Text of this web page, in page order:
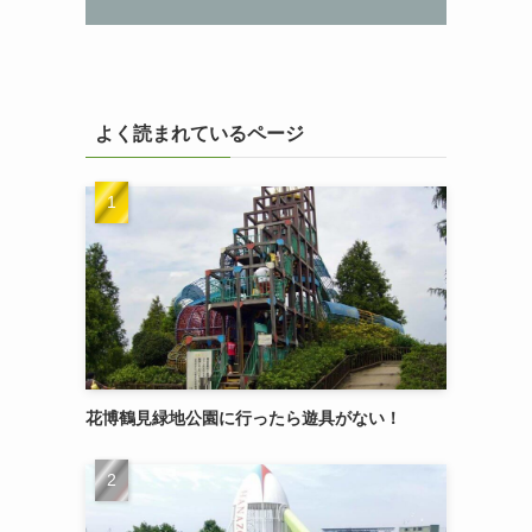
よく読まれているページ
花博鶴見緑地公園に行ったら遊具がない！